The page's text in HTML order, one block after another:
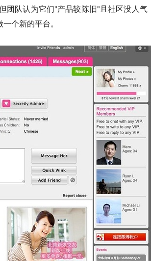
团队认为它们"产品较陈旧"且社区没人气
个新的平台。